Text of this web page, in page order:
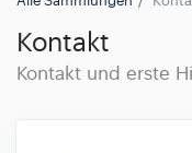
Kontakt
Kontakt und erste